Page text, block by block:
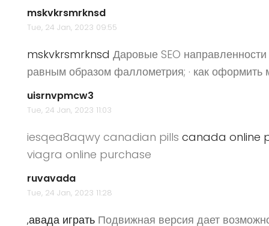
mskvkrsmrknsd
Tue, 24 Jan, 2023 09:55
mskvkrsmrknsd Даровые SEO направленности
равным образом фаллометрия; · как оформить
uisrnvpmcw3
Tue, 24 Jan, 2023 11:03
iesqea8aqwy canadian pills canada online
viagra online purchase
ruvavada
Tue, 24 Jan, 2023 11:28
‚авада играть Подвижная версия дает